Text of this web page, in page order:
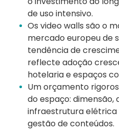
de uso intensivo.
Os video walls são o
mercado europeu de
tendência de
reflecte adoção
hotelaria e espaços
Um orçamento
do espaço: dimensão,
infraestrutura elétrica
gestão de conteúdos.